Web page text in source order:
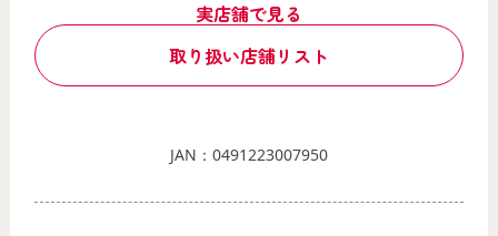
実店舗で見る
取り扱い店舗リスト
JAN：0491223007950